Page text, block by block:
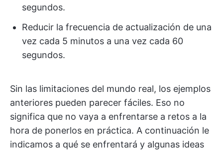
segundos.
Reducir la frecuencia de actualización de una
vez cada 5 minutos a una vez cada 60
segundos.
Sin las limitaciones del mundo real, los ejemplos
anteriores pueden parecer fáciles. Eso no
significa que no vaya a enfrentarse a retos a la
hora de ponerlos en práctica. A continuación le
indicamos a qué se enfrentará y algunas ideas